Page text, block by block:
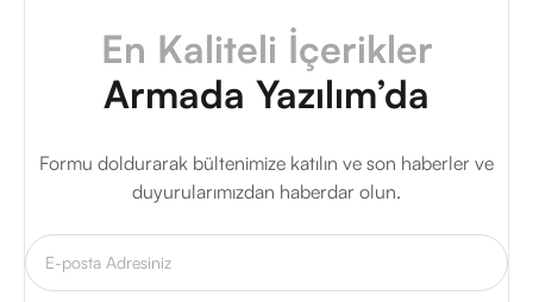
En Kaliteli İçerikler
Armada Yazılım’da
Formu doldurarak bültenimize katılın ve son haberler ve
duyurularımızdan haberdar olun.